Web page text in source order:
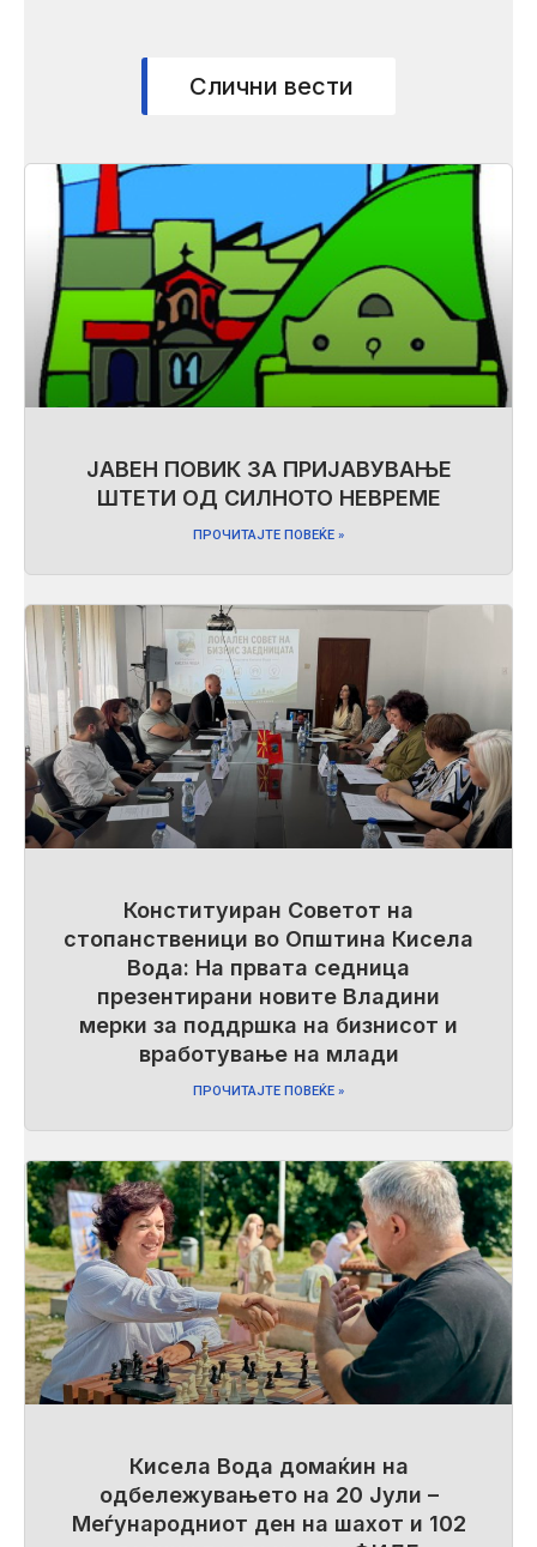
Слични вести
ЈАВЕН ПОВИК ЗА ПРИЈАВУВАЊЕ
ШТЕТИ ОД СИЛНОТО НЕВРЕМЕ
ПРОЧИТАЈТЕ ПОВЕЌЕ »
Конституиран Советот на
стопанственици во Општина Кисела
Вода: На првата седница
презентирани новите Владини
мерки за поддршка на бизнисот и
вработување на млади
ПРОЧИТАЈТЕ ПОВЕЌЕ »
Кисела Вода домаќин на
одбележувањето на 20 Јули –
Меѓународниот ден на шахот и 102